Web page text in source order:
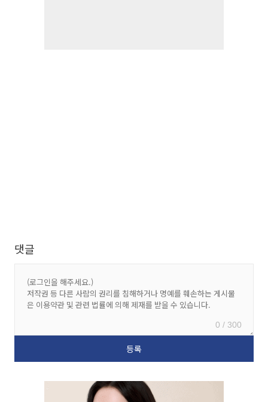
댓글
0 / 300